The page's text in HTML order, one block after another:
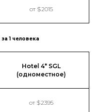
от $2015
1 человека
Hotel 4* SGL
(одноместное)
от $2395